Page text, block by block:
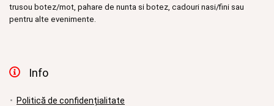
trusou botez/mot, pahare de nunta si botez, cadouri nasi/fini sau
pentru alte evenimente.
Info
Politică de confidențialitate